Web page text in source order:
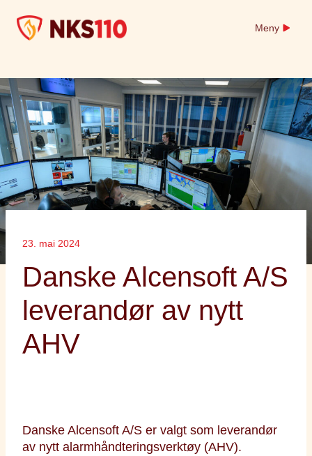
content
Meny
23. mai 2024
Danske Alcensoft A/S
leverandør av nytt
AHV
Danske Alcensoft A/S er valgt som leverandør
av nytt alarmhåndteringsverktøy (AHV).